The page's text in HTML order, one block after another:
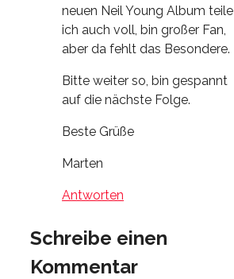
neuen Neil Young Album teile
ich auch voll, bin großer Fan,
aber da fehlt das Besondere.
Bitte weiter so, bin gespannt
auf die nächste Folge.
Beste Grüße
Marten
Antworten
Schreibe einen
Kommentar